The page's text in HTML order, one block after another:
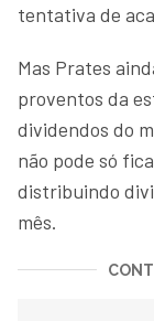
tentativa de
Mas Prates
proventos da
dividendos do
não pode só
distribuindo
mês.